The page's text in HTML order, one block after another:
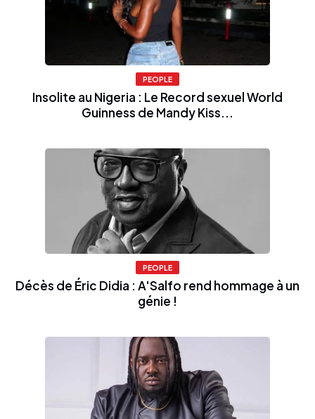
PEOPLE
Insolite au Nigeria : Le Record sexuel World
Guinness de Mandy Kiss...
PEOPLE
Décès de Éric Didia : A'Salfo rend hommage à un
génie !